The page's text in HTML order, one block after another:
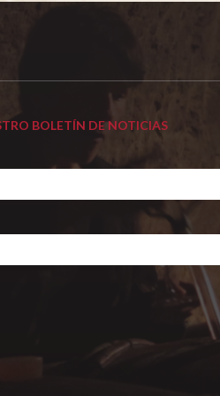
BOLETÍN DE NOTICIAS